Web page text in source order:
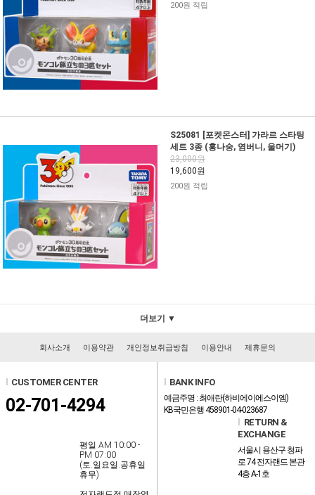
200원 적립
S25081 [포켓몬스터] 가라르 스타팅
세트 3종 (홍나숭, 염버니, 울머기)
23,000원
19,600원
200원 적립
더보기 ▼
회사소개 이용약관 개인정보취급방침 이용안내 제휴문의
CUSTOMER CENTER
02-701-4294
평일 AM 10:00 -
PM 07:00
(토.일요일.공휴일
휴무)
BANK INFO
예금주명 : 최애란(하비에이에스이엠)
KB국민은행 458901-04-023687
RETURN &
EXCHANGE
서울시 용산구 청파
로 74 전자랜드 본관
4층 A-1호